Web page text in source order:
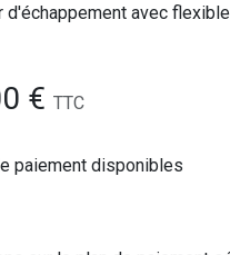
d'échappement avec
€ TTC
paiement disponibles